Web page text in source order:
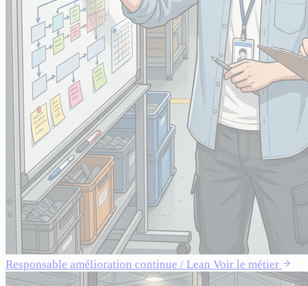
Responsable amélioration continue / Lean Voir le métier